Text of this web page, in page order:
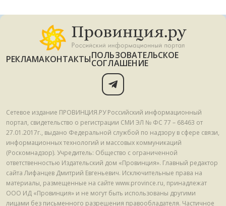
РЕКЛАМАКОНТАКТЫПОЛЬЗОВАТЕЛЬСКОЕ
СОГЛАШЕНИЕ
Сетевое издание ПРОВИНЦИЯ.РУ Российский информационный
портал, свидетельство о регистрации СМИ ЭЛ № ФС 77 – 68463 от
27.01.2017г., выдано Федеральной службой по надзору в сфере связи,
информационных технологий и массовых коммуникаций
(Роскомнадзор). Учредитель: Общество с ограниченной
ответственностью Издательский дом «Провинция». Главный редактор
сайта Лифанцев Дмитрий Евгеньевич. Исключительные права на
материалы, размещенные на сайте www.province.ru, принадлежат
ООО ИД «Провинция» и не могут быть использованы другими
лицами без письменного разрешения правообладателя. Частичное